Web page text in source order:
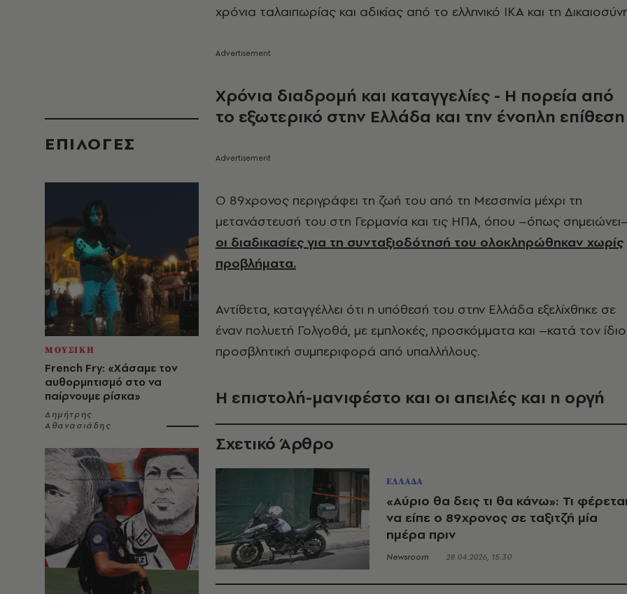
EΠΙΛΟΓΈΣ
ΜΟΥΣΙΚΗ
French Fry: «Χάσαμε τον
αυθορμητισμό στο να
παίρνουμε ρίσκα»
Δημήτρης
Αθανασιάδης
χρόνια ταλαιπωρίας και αδικίας από το ελληνικό ΙΚΑ και τη
Χρόνια διαδρομή και καταγγελίες - Η πορεία από
το εξωτερικό στην Ελλάδα και την ένοπλη επίθεση
Ο 89χρονος περιγράφει τη ζωή του από τη Μεσσηνία μέχρι τη
μετανάστευσή του στη Γερμανία και τις ΗΠΑ, όπου –όπως
οι διαδικασίες για τη συνταξιοδότησή του ολοκληρώθηκαν χωρίς
προβλήματα.
Αντίθετα, καταγγέλλει ότι η υπόθεσή του στην Ελλάδα εξελίχθηκε σε
έναν πολυετή Γολγοθά, με εμπλοκές, προσκόμματα και –κατά τον
προσβλητική συμπεριφορά από υπαλλήλους.
Η επιστολή-μανιφέστο και οι απειλές και η οργή
Σχετικό Άρθρο
ΕΛΛΑΔΑ
«Αύριο θα δεις τι θα κάνω»: Τι
να είπε ο 89χρονος σε ταξιτζή μία
ημέρα πριν
Newsroom 28.04.2026, 15:30